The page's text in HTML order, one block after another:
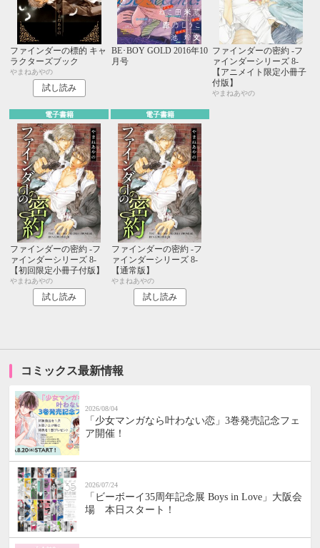
ファインダーの標的 キャ
ラクターズブック
やまねあやの
試し読み
BE･BOY GOLD 2016年10
月号
ファインダーの密約 -フ
ァインダーシリーズ 8-
【アニメイト限定小冊子
付版】
やまねあやの
電子書籍
ファインダーの密約 -フ
ァインダーシリーズ 8-
【初回限定小冊子付版】
やまねあやの
試し読み
電子書籍
ファインダーの密約 -フ
ァインダーシリーズ 8-
【通常版】
やまねあやの
試し読み
コミックス最新情報
2026/08/04
「少女マンガなら叶わない恋」3巻発売記念フェ
ア開催！
2026/07/24
「ビーボーイ35周年記念展 Boys in Love」大阪会
場 本日スタート！